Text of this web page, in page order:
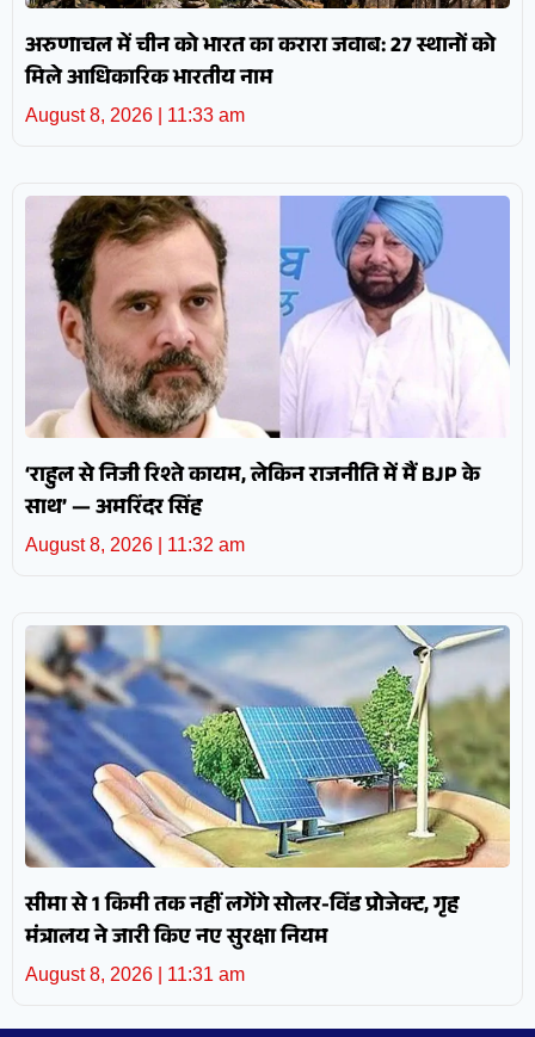
अरुणाचल में चीन को भारत का करारा जवाब: 27 स्थानों को
मिले आधिकारिक भारतीय नाम
August 8, 2026 11:33 am
‘राहुल से निजी रिश्ते कायम, लेकिन राजनीति में मैं BJP के
साथ’ — अमरिंदर सिंह
August 8, 2026 11:32 am
सीमा से 1 किमी तक नहीं लगेंगे सोलर-विंड प्रोजेक्ट, गृह
मंत्रालय ने जारी किए नए सुरक्षा नियम
August 8, 2026 11:31 am